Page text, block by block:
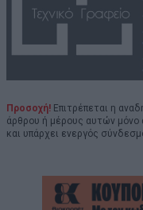
Προσοχή! Επιτρέπεται η
άρθρου ή μέρους αυτών μόνο
και υπάρχει ενεργός